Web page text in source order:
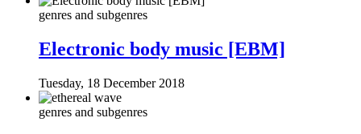
genres and subgenres
Electronic body music [EBM]
Tuesday, 18 December 2018
genres and subgenres